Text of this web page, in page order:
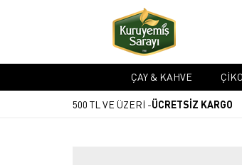
ÇAY & KAHVE
500 TL VE ÜZERİ -ÜCRETSİZ KARGO